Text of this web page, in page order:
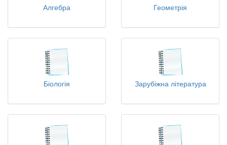
Алгебра Геометрія
Біологія Зарубіжна література